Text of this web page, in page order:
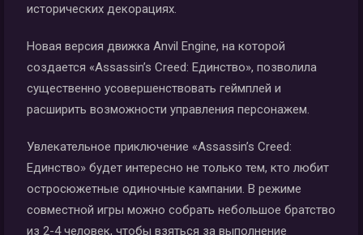
исторических декорациях.
Новая версия движка Anvil Engine, на которой
создается «Assassin’s Creed: Единство», позволила
существенно усовершенствовать геймплей и
расширить возможности управления персонажем.
Увлекательное приключение «Assassin’s Creed:
Единство» будет интересно не только тем, кто любит
остросюжетные одиночные кампании. В режиме
совместной игры можно собрать небольшое братство
из 2-4 человек, чтобы взяться за выполнение